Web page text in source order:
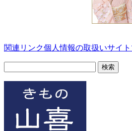
関連リンク個人情報の取扱いサイ